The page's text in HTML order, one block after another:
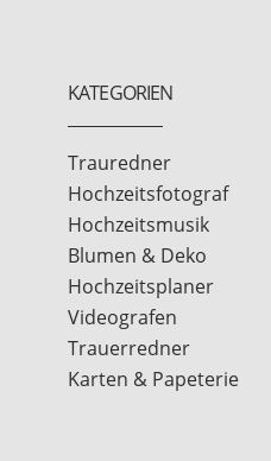
KATEGORIEN
Trauredner
Hochzeitsfotograf
Hochzeitsmusik
Blumen & Deko
Hochzeitsplaner
Videografen
Trauerredner
Karten & Papeterie